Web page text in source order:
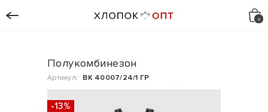
Полукомбинезон
Артикул: ВК 40007/24/1 ГР
-13%